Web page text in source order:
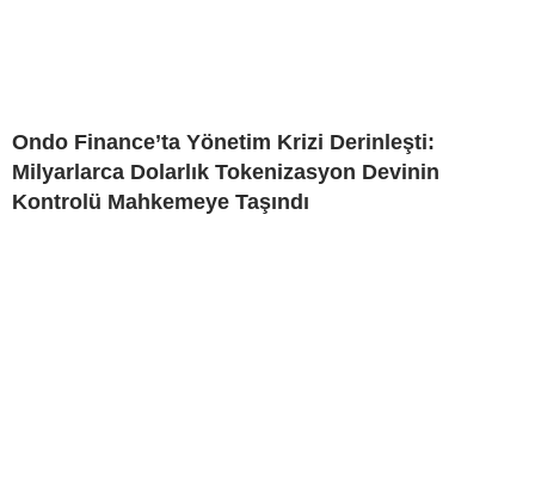
Ondo Finance’ta Yönetim Krizi Derinleşti:
Milyarlarca Dolarlık Tokenizasyon Devinin
Kontrolü Mahkemeye Taşındı